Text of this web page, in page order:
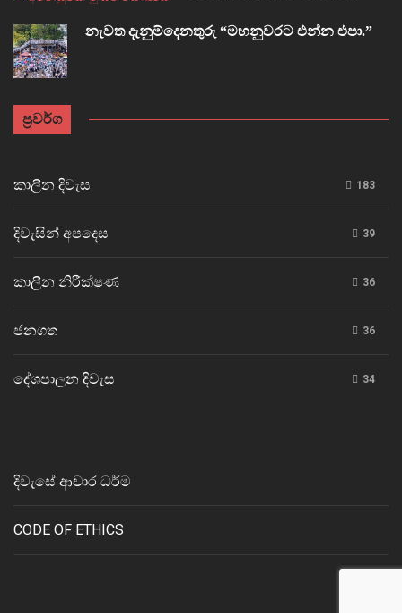
නැවත දැනුම්දෙනතුරු “මහනුවරට එන්න එපා.”
ප්‍රවර්ග
කාලීන දිවැස 183
දිවැසින් අපදෙස 39
කාලීන නිරීක්ෂණ 36
ජනගත 36
දේශපාලන දිවැස 34
දිවැසේ ආචාර ධර්ම
CODE OF ETHICS